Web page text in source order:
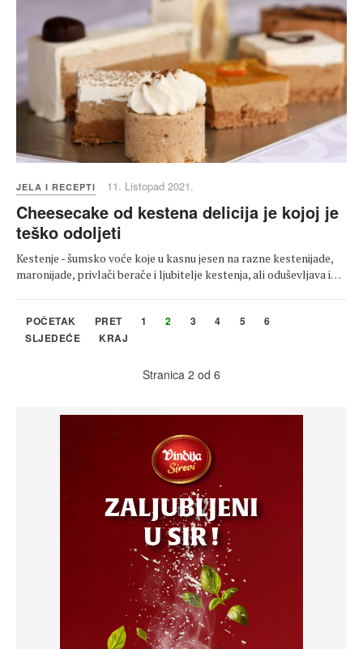
JELA I RECEPTI 11. Listopad 2021.
Cheesecake od kestena delicija je kojoj je
teško odoljeti
Kestenje - šumsko voće koje u kasnu jesen na razne kestenijade,
maronijade, privlači berače i ljubitelje kestenja, ali oduševljava i…
POČETAK PRET 1 2 3 4 5
6
SLJEDEĆE
KRAJ
Stranica 2 od 6